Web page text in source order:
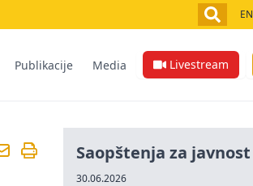
EN
Publikacije Media Livestream
Saopštenja za javnost
30.06.2026